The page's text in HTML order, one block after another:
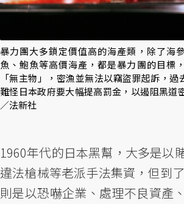
暴力團大多鎖定價值高的海產類，除了海
魚、鮑魚等高價海產，都是暴力團的目標
「無主物」，密漁並無法以竊盜罪起訴，
難怪日本政府要大幅提高罰金，以遏阻黑道
／法新社
1960年代的日本黑幫，大多是以
違法槍械等老派手法集資，但到
則是以恐嚇企業、處理不良資產